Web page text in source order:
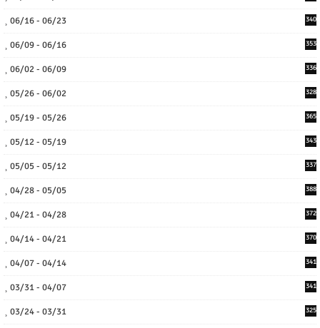
06/16 - 06/23 340
06/09 - 06/16 353
06/02 - 06/09 336
05/26 - 06/02 328
05/19 - 05/26 365
05/12 - 05/19 343
05/05 - 05/12 337
04/28 - 05/05 388
04/21 - 04/28 372
04/14 - 04/21 370
04/07 - 04/14 341
03/31 - 04/07 341
03/24 - 03/31 325